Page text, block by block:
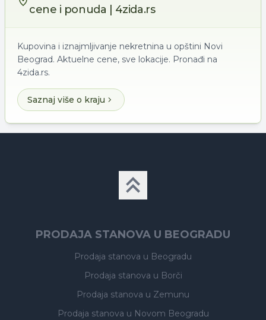
cene i ponuda | 4zida.rs
Kupovina i iznajmljivanje nekretnina u opštini Novi
Beograd. Aktuelne cene, sve lokacije. Pronađi na
4zida.rs.
Saznaj više o kraju
PRODAJA STANOVA U BEOGRADU
Prodaja stanova u Beogradu
Prodaja stanova u Borči
Prodaja stanova u Zemunu
Prodaja stanova u Novom Beogradu